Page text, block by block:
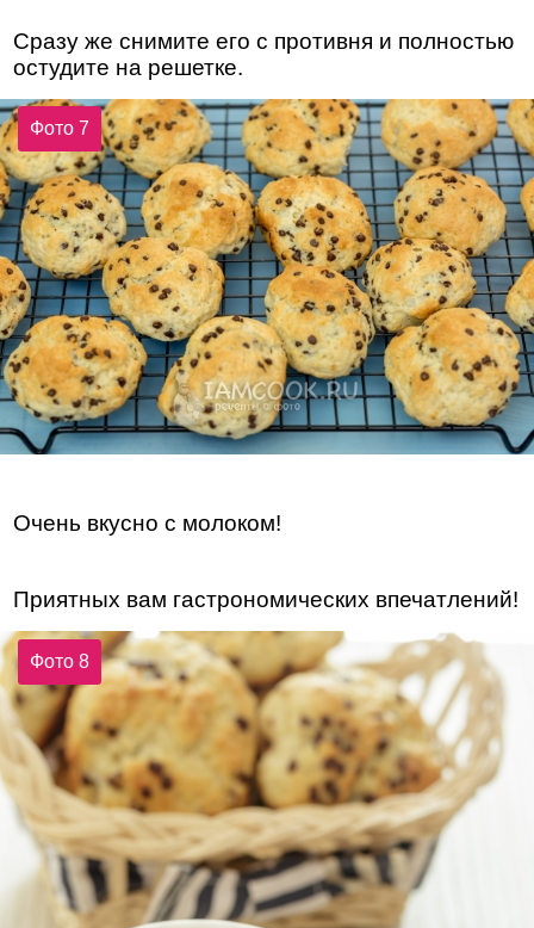
Сразу же снимите его с противня и полностью
остудите на решетке.
Фото 7
Очень вкусно с молоком!
Приятных вам гастрономических впечатлений!
Фото 8